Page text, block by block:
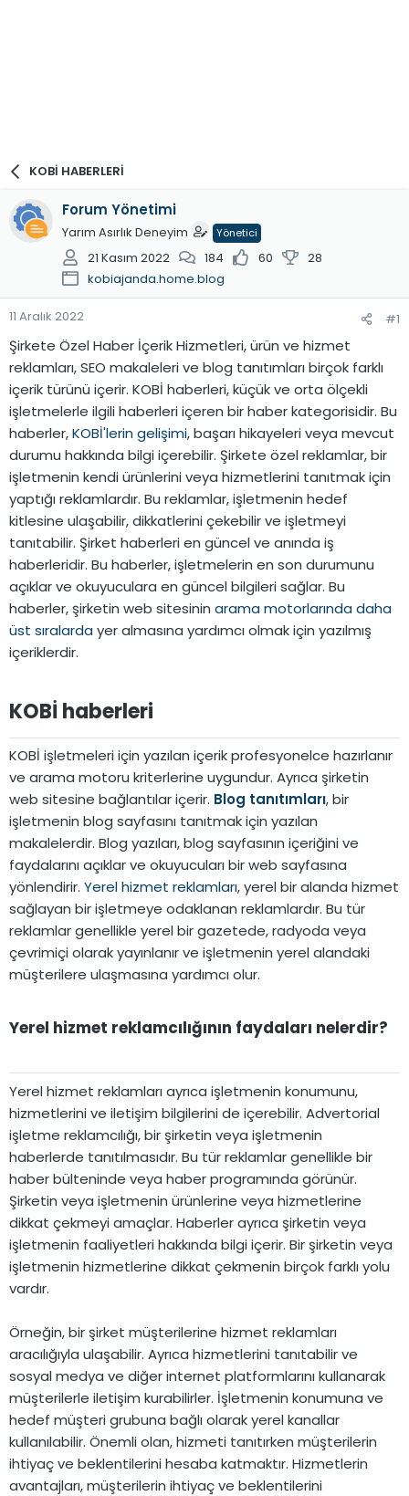
KOBİ HABERLERİ
Forum Yönetimi
Yarım Asırlık Deneyim Yönetici
21 Kasım 2022 184 60
28
kobiajanda.home.blog
11 Aralık 2022 #1
Şirkete Özel Haber İçerik Hizmetleri, ürün ve hizmet
reklamları, SEO makaleleri ve blog tanıtımları birçok farklı
içerik türünü içerir. KOBİ haberleri, küçük ve orta ölçekli
işletmelerle ilgili haberleri içeren bir haber kategorisidir. Bu
haberler,KOBİ'lerin gelişimi, başarı hikayeleri veya mevcut
durumu hakkında bilgi içerebilir. Şirkete özel reklamlar, bir
işletmenin kendi ürünlerini veya hizmetlerini tanıtmak için
yaptığı reklamlardır. Bu reklamlar, işletmenin hedef
kitlesine ulaşabilir, dikkatlerini çekebilir ve işletmeyi
tanıtabilir. Şirket haberleri en güncel ve anında iş
haberleridir. Bu haberler, işletmelerin en son durumunu
açıklar ve okuyuculara en güncel bilgileri sağlar. Bu
haberler, şirketin web sitesinin arama motorlarında daha
üst sıralarda yer almasına yardımcı olmak için yazılmış
içeriklerdir.
KOBİ haberleri​
KOBİ işletmeleri için yazılan içerik profesyonelce hazırlanır
ve arama motoru kriterlerine uygundur. Ayrıca şirketin
web sitesine bağlantılar içerir. Blog tanıtımları, bir
işletmenin blog sayfasını tanıtmak için yazılan
makalelerdir. Blog yazıları, blog sayfasının içeriğini ve
faydalarını açıklar ve okuyucuları bir web sayfasına
yönlendirir. Yerel hizmet reklamları, yerel bir alanda hizmet
sağlayan bir işletmeye odaklanan reklamlardır. Bu tür
reklamlar genellikle yerel bir gazetede, radyoda veya
çevrimiçi olarak yayınlanır ve işletmenin yerel alandaki
müşterilere ulaşmasına yardımcı olur.
Yerel hizmet reklamcılığının faydaları nelerdir?​
Yerel hizmet reklamları ayrıca işletmenin konumunu,
hizmetlerini ve iletişim bilgilerini de içerebilir. Advertorial
işletme reklamcılığı, bir şirketin veya işletmenin
haberlerde tanıtılmasıdır. Bu tür reklamlar genellikle bir
haber bülteninde veya haber programında görünür.
Şirketin veya işletmenin ürünlerine veya hizmetlerine
dikkat çekmeyi amaçlar. Haberler ayrıca şirketin veya
işletmenin faaliyetleri hakkında bilgi içerir. Bir şirketin veya
işletmenin hizmetlerine dikkat çekmenin birçok farklı yolu
vardır.
Örneğin, bir şirket müşterilerine hizmet reklamları
aracılığıyla ulaşabilir. Ayrıca hizmetlerini tanıtabilir ve
sosyal medya ve diğer internet platformlarını kullanarak
müşterilerle iletişim kurabilirler. İşletmenin konumuna ve
hedef müşteri grubuna bağlı olarak yerel kanallar
kullanılabilir. Önemli olan, hizmeti tanıtırken müşterilerin
ihtiyaç ve beklentilerini hesaba katmaktır. Hizmetlerin
avantajları, müşterilerin ihtiyaç ve beklentilerini